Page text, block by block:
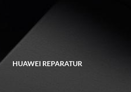
HUAWEI REPARATUR